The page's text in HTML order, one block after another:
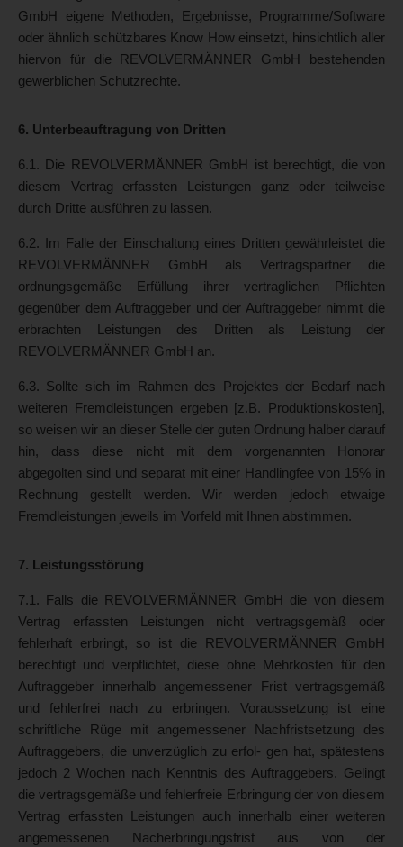
GmbH eigene Methoden, Ergebnisse, Programme/Software
oder ähnlich schützbares Know How einsetzt, hinsichtlich aller
hiervon für die REVOLVERMÄNNER GmbH bestehenden
gewerblichen Schutzrechte.
6. Unterbeauftragung von Dritten
6.1. Die REVOLVERMÄNNER GmbH ist berechtigt, die von
diesem Vertrag erfassten Leistungen ganz oder teilweise
durch Dritte ausführen zu lassen.
6.2. Im Falle der Einschaltung eines Dritten gewährleistet die
REVOLVERMÄNNER GmbH als Vertragspartner die
ordnungsgemäße Erfüllung ihrer vertraglichen Pflichten
gegenüber dem Auftraggeber und der Auftraggeber nimmt die
erbrachten Leistungen des Dritten als Leistung der
REVOLVERMÄNNER GmbH an.
6.3. Sollte sich im Rahmen des Projektes der Bedarf nach
weiteren Fremdleistungen ergeben [z.B. Produktionskosten],
so weisen wir an dieser Stelle der guten Ordnung halber darauf
hin, dass diese nicht mit dem vorgenannten Honorar
abgegolten sind und separat mit einer Handlingfee von 15% in
Rechnung gestellt werden. Wir werden jedoch etwaige
Fremdleistungen jeweils im Vorfeld mit Ihnen abstimmen.
7. Leistungsstörung
7.1. Falls die REVOLVERMÄNNER GmbH die von diesem
Vertrag erfassten Leistungen nicht vertragsgemäß oder
fehlerhaft erbringt, so ist die REVOLVERMÄNNER GmbH
berechtigt und verpflichtet, diese ohne Mehrkosten für den
Auftraggeber innerhalb angemessener Frist vertragsgemäß
und fehlerfrei nach zu erbringen. Voraussetzung ist eine
schriftliche Rüge mit angemessener Nachfristsetzung des
Auftraggebers, die unverzüglich zu erfol- gen hat, spätestens
jedoch 2 Wochen nach Kenntnis des Auftraggebers. Gelingt
die vertragsgemäße und fehlerfreie Erbringung der von diesem
Vertrag erfassten Leistungen auch innerhalb einer weiteren
angemessenen Nacherbringungsfrist aus von der